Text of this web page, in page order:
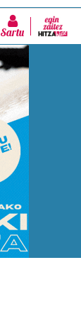
Sartu